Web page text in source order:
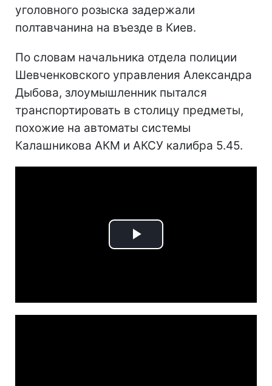
уголовного розыска задержали
полтавчанина на въезде в Киев.
По словам начальника отдела полиции
Шевченковского управления Александра
Дыбова, злоумышленник пытался
транспортировать в столицу предметы,
похожие на автоматы системы
Калашникова АКМ и АКСУ калибра 5.45.
Play